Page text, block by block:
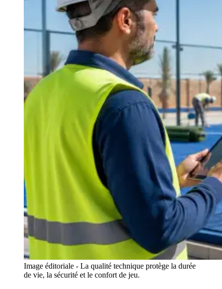
Image éditoriale - La qualité technique protège la durée
de vie, la sécurité et le confort de jeu.